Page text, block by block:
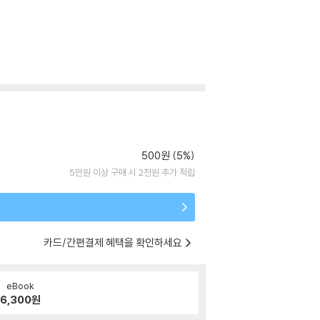
500원 (5%)
5만원 이상 구매 시 2천원 추가 적립
카드/간편결제 혜택을 확인하세요
eBook
6,300원